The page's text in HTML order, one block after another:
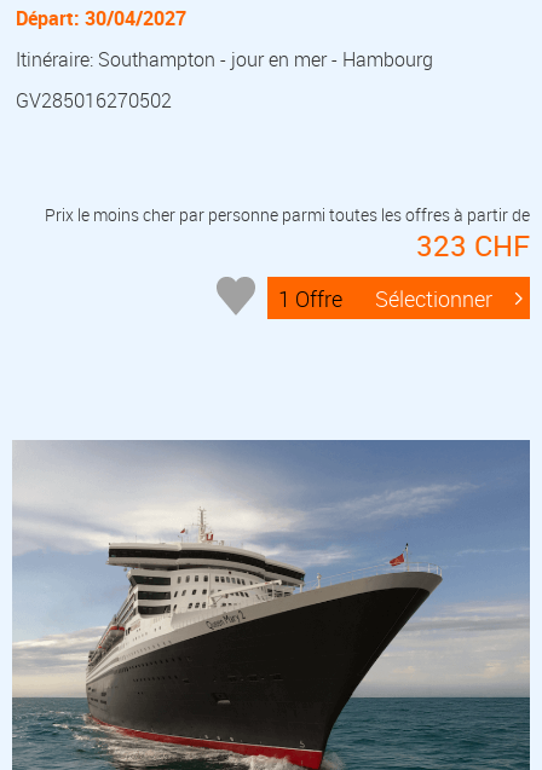
Départ: 30/04/2027
Itinéraire: Southampton - jour en mer - Hambourg
GV285016270502
Prix le moins cher par personne parmi toutes les offres à partir de
323 CHF
1 Offre Sélectionner